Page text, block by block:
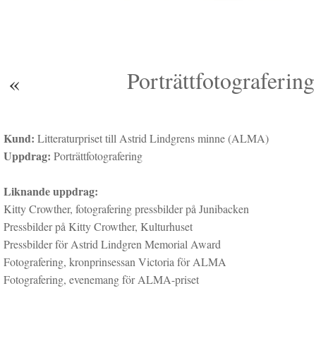
«
Kund: Litteraturpriset till Astrid Lindgrens minne (ALMA)
Uppdrag: Porträttfotografering
Liknande uppdrag:
Kitty Crowther, fotografering pressbilder på Junibacken
Pressbilder på Kitty Crowther, Kulturhuset
Pressbilder för Astrid Lindgren Memorial Award
Fotografering, kronprinsessan Victoria för ALMA
Fotografering, evenemang för ALMA-priset